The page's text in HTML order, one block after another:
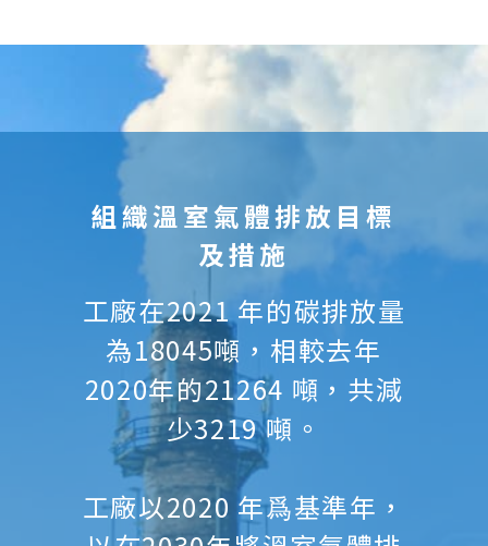
組織溫室氣體排放目標
及措施
工廠在2021 年的碳排放量
為18045噸，相較去年
2020年的21264 噸，共減
少3219 噸。
工廠以2020 年爲基準年，